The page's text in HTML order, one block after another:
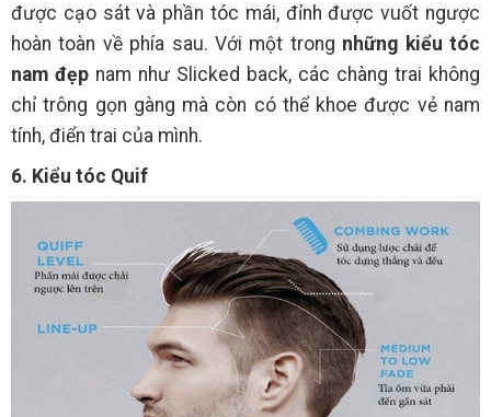
được cạo sát và phần tóc mái, đỉnh được vuốt ngược
hoàn toàn về phía sau. Với một trong những kiểu tóc
nam đẹp nam như Slicked back, các chàng trai không
chỉ trông gọn gàng mà còn có thể khoe được vẻ nam
tính, điển trai của mình.
6. Kiểu tóc Quif